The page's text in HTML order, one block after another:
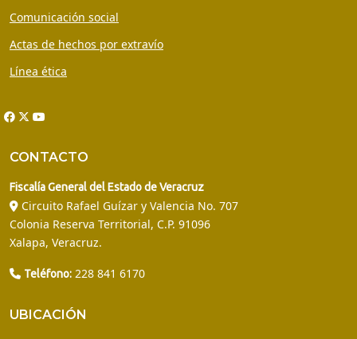
Comunicación social
Actas de hechos por extravío
Línea ética
CONTACTO
Fiscalía General del Estado de Veracruz
Circuito Rafael Guízar y Valencia No. 707
Colonia Reserva Territorial, C.P. 91096
Xalapa, Veracruz.
Teléfono: 228 841 6170
UBICACIÓN